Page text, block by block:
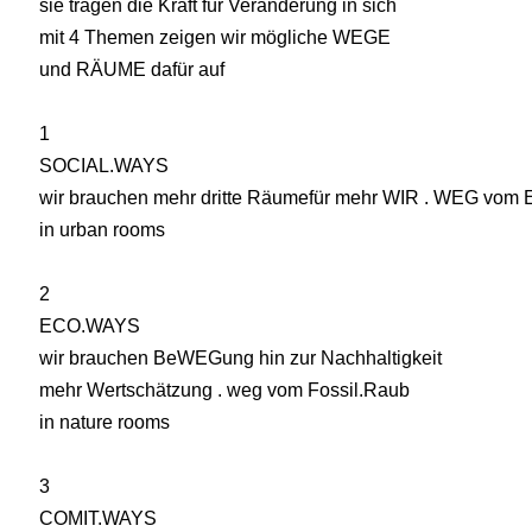
sie tragen die Kraft für Veränderung in sich
mit 4 Themen zeigen wir mögliche WEGE
und RÄUME dafür auf
1
SOCIAL.WAYS
wir brauchen mehr dritte Räumefür mehr WIR . WEG vom
in urban rooms
2
ECO.WAYS
wir brauchen BeWEGung hin zur Nachhaltigkeit
mehr Wertschätzung . weg vom Fossil.Raub
in nature rooms
3
COMIT.WAYS